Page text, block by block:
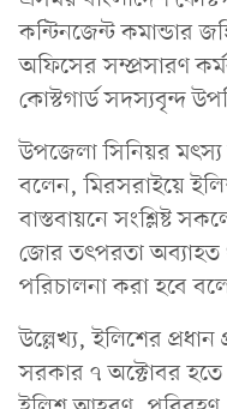
কন্টিনজেন্ট কমান্ডার
অফিসের সম্প্রসারণ
কোস্টগার্ড সদস্যবৃন্দ
উপজেলা সিনিয়র
বলেন, মিরসরাইয়ে
বাস্তবায়নে সংশ্লিষ্ট
জোর তৎপরতা অব্যাহত
পরিচালনা করা হবে
উল্লেখ্য, ইলিশের
সরকার ৭ অক্টোবর হতে